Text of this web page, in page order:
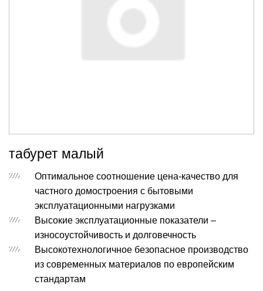
табурет малый
Оптимальное соотношение цена-качество для
частного домостроения с бытовыми
эксплуатационными нагрузками
Высокие эксплуатационные показатели –
износоустойчивость и долговечность
Высокотехнологичное безопасное производство
из современных материалов по европейским
стандартам